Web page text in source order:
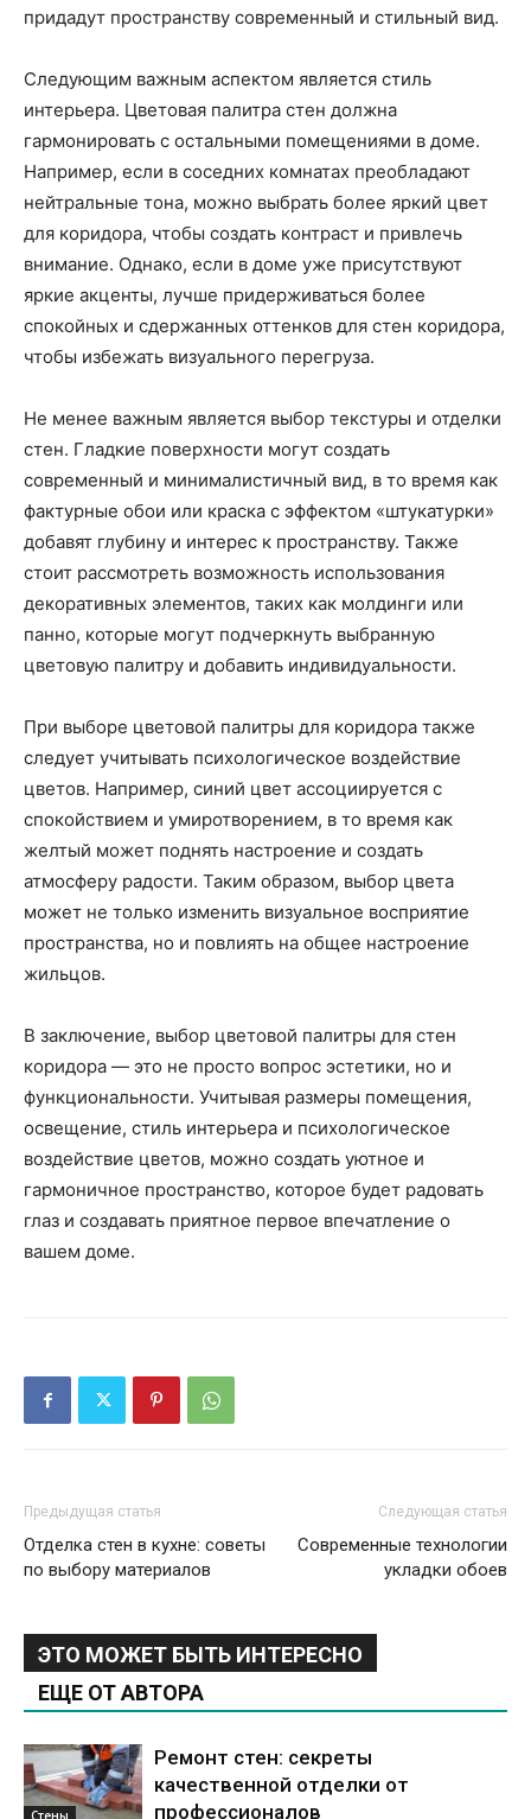
придадут пространству современный и стильный вид.
Следующим важным аспектом является стиль
интерьера. Цветовая палитра стен должна
гармонировать с остальными помещениями в доме.
Например, если в соседних комнатах преобладают
нейтральные тона, можно выбрать более яркий цвет
для коридора, чтобы создать контраст и привлечь
внимание. Однако, если в доме уже присутствуют
яркие акценты, лучше придерживаться более
спокойных и сдержанных оттенков для стен коридора,
чтобы избежать визуального перегруза.
Не менее важным является выбор текстуры и отделки
стен. Гладкие поверхности могут создать
современный и минималистичный вид, в то время как
фактурные обои или краска с эффектом «штукатурки»
добавят глубину и интерес к пространству. Также
стоит рассмотреть возможность использования
декоративных элементов, таких как молдинги или
панно, которые могут подчеркнуть выбранную
цветовую палитру и добавить индивидуальности.
При выборе цветовой палитры для коридора также
следует учитывать психологическое воздействие
цветов. Например, синий цвет ассоциируется с
спокойствием и умиротворением, в то время как
желтый может поднять настроение и создать
атмосферу радости. Таким образом, выбор цвета
может не только изменить визуальное восприятие
пространства, но и повлиять на общее настроение
жильцов.
В заключение, выбор цветовой палитры для стен
коридора — это не просто вопрос эстетики, но и
функциональности. Учитывая размеры помещения,
освещение, стиль интерьера и психологическое
воздействие цветов, можно создать уютное и
гармоничное пространство, которое будет радовать
глаз и создавать приятное первое впечатление о
вашем доме.
Предыдущая статья
Отделка стен в кухне: советы
по выбору материалов
Следующая статья
Современные технологии
укладки обоев
ЭТО МОЖЕТ БЫТЬ ИНТЕРЕСНО
ЕЩЕ ОТ АВТОРА
Стены
Ремонт стен: секреты
качественной отделки от
профессионалов